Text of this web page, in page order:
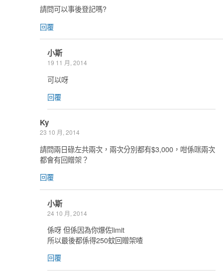
請問可以事後登記嗎?
回覆
小斯
19 11 月, 2014
可以呀
回覆
Ky
23 10 月, 2014
請問兩日碌左共兩次，兩次分別都有$3,000，咁係咪兩次
都會有回贈架？
回覆
小斯
24 10 月, 2014
係呀 但係因為你爆佐limit
所以最後都係得250蚊回贈架喳
回覆